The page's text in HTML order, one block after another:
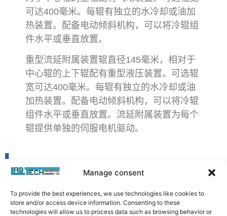
Manage consent
To provide the best experiences, we use technologies like cookies to
store and/or access device information. Consenting to these
technologies will allow us to process data such as browsing behavior or
可达400毫米。每辊有独立的水冷却或油加
热装置。配备电动倾斜机构，可以将冷辊组
件水平或垂直放置。
重型流延附属装置辊直径145毫米，相对于
中心辊的上下辊配有重型液压装置。可选辊
宽可达400毫米。每辊有独立的水冷却或油
加热装置。配备电动倾斜机构，可以将冷辊
组件水平或垂直放置。流延附属装置为每个
辊提供单独的伺服电机驱动。